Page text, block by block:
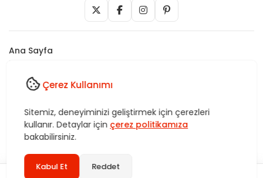
Ana Sayfa
İletişim
Künye
Rüya yorumları, istihare uygulamaları, Tasavvuf. HavasOkulu,
Sitemiz bünyesindeki içerikleri izinsiz kullananlar hakkında T.C.K
kanun ve yönetmeliklerine göre yasal işlem başlatılacağını bu
Çerez Kullanımı
Sitemiz, deneyiminizi geliştirmek için çerezleri
kullanır. Detaylar için çerez politikamıza
bakabilirsiniz.
Kabul Et Reddet